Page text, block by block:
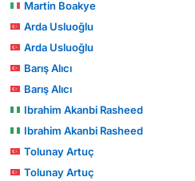
Martin Boakye
Arda Usluoğlu
Arda Usluoğlu
Barış Alıcı
Barış Alıcı
Ibrahim Akanbi Rasheed
Ibrahim Akanbi Rasheed
Tolunay Artuç
Tolunay Artuç